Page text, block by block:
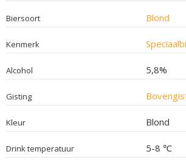
Biersoort Blond
Kenmerk
Alcohol 5,8%
Gisting
Kleur Blond
Drink temperatuur 5-8 ℃